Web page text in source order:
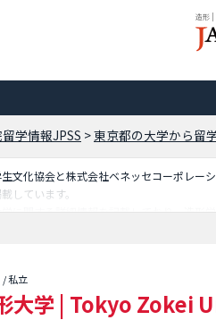
造形 |
学情報JPSS >東京都の大学から留
文化協会と株式会社ベネッセコーポレー
しています。
に関する詳細情報を記載しており、造形
/ 私立
大学 | Tokyo Zokei